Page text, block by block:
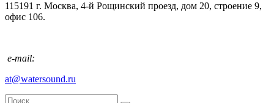
115191 г. Москва, 4-й Рощинский проезд, дом 20, строение 9,
офис 106.
e-mail:
at@watersound.ru